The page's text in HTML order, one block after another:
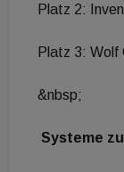
Platz 2:
Platz 3: Wolf
&nbsp;
Systeme